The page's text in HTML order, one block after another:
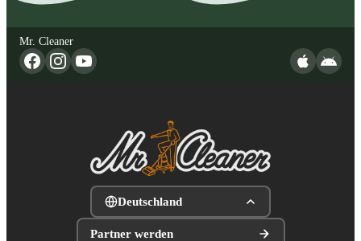
Mr. Cleaner
Deutschland
Partner werden